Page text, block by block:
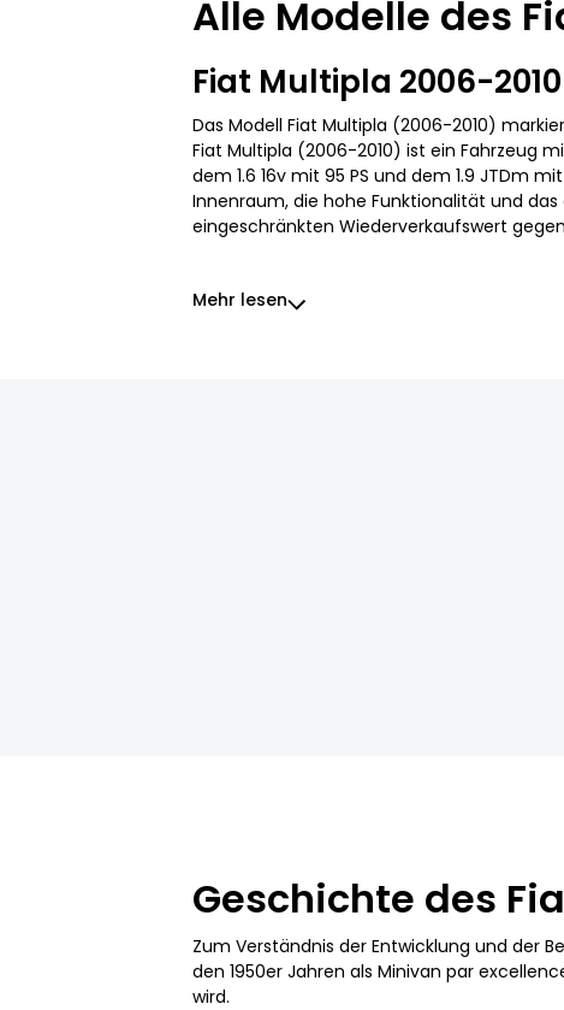
Alle Modelle des
Fiat Multipla 2006-2010
Das Modell Fiat Multipla (2006-2010)
Fiat Multipla (2006-2010) ist ein Fahrzeug
dem 1.6 16v mit 95 PS und dem 1.9 JTDm
Innenraum, die hohe Funktionalität und
eingeschränkten Wiederverkaufswert
Mehr lesen
Geschichte des
Zum Verständnis der Entwicklung und der
den 1950er Jahren als Minivan par
wird.